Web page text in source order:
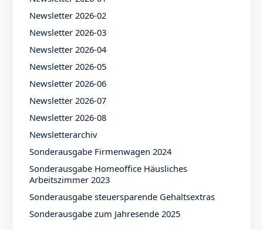
Newsletter 2026-02
Newsletter 2026-03
Newsletter 2026-04
Newsletter 2026-05
Newsletter 2026-06
Newsletter 2026-07
Newsletter 2026-08
Newsletterarchiv
Sonderausgabe Firmenwagen 2024
Sonderausgabe Homeoffice Häusliches
Arbeitszimmer 2023
Sonderausgabe steuersparende Gehaltsextras
Sonderausgabe zum Jahresende 2025